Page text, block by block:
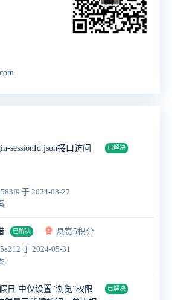
sessionId.json接口访问
已解决
于 2024-08-27
已解决
悬赏5积分
于 2024-05-31
日 中仅设置“浏览”权限
已解决